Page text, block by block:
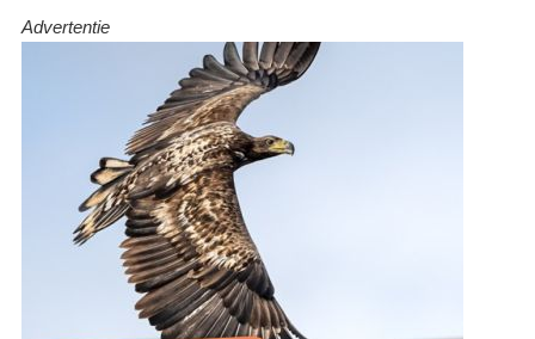
Advertentie